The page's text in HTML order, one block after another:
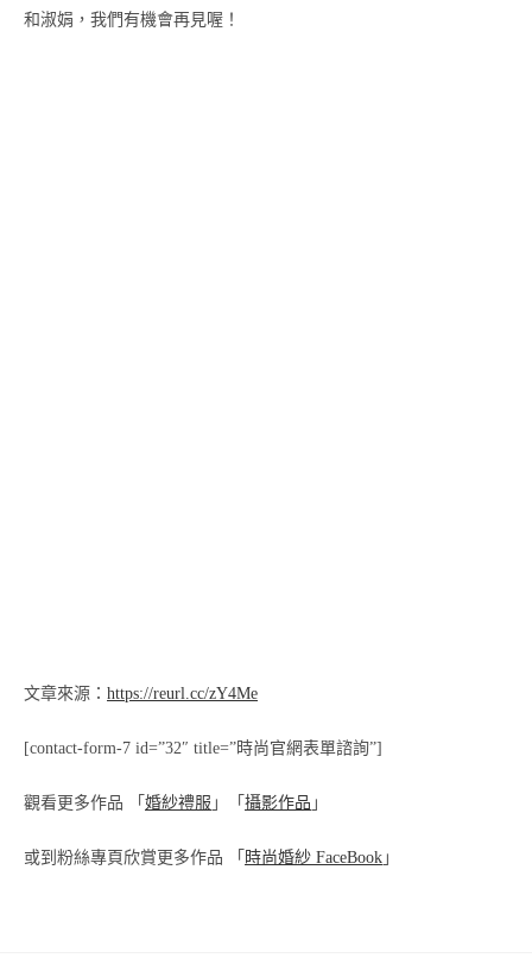
和淑娟，我們有機會再見喔！
文章來源： https://reurl.cc/zY4Me
[contact-form-7 id=”32″ title=”時尚官網表單諮詢”]
觀看更多作品 「 婚紗禮服 」「 攝影作品 」
或到粉絲專頁欣賞更多作品 「 時尚婚紗 FaceBook 」